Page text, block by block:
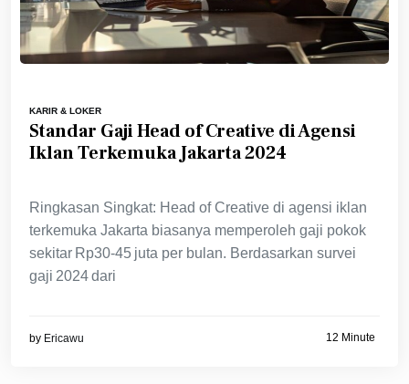
KARIR & LOKER
Standar Gaji Head of Creative di Agensi
Iklan Terkemuka Jakarta 2024
Ringkasan Singkat: Head of Creative di agensi iklan
terkemuka Jakarta biasanya memperoleh gaji pokok
sekitar Rp30‑45 juta per bulan. Berdasarkan survei
gaji 2024 dari
by Ericawu 12 Minute